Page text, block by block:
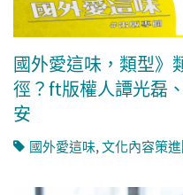
國外愛這味，類型》
徑？ft版權人譚光磊
安
國外愛這味,文化內容策